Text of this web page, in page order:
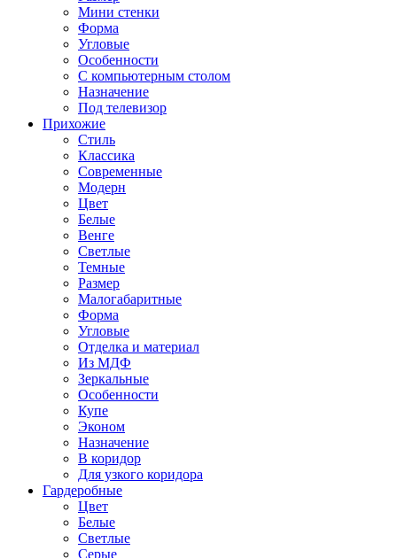
Мини стенки
Форма
Угловые
Особенности
С компьютерным столом
Назначение
Под телевизор
Прихожие
Стиль
Классика
Современные
Модерн
Цвет
Белые
Венге
Светлые
Темные
Размер
Малогабаритные
Форма
Угловые
Отделка и материал
Из МДФ
Зеркальные
Особенности
Купе
Эконом
Назначение
В коридор
Для узкого коридора
Гардеробные
Цвет
Белые
Светлые
Серые